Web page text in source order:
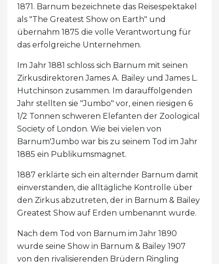
1871. Barnum bezeichnete das Reisespektakel
als "The Greatest Show on Earth" und
übernahm 1875 die volle Verantwortung für
das erfolgreiche Unternehmen.
Im Jahr 1881 schloss sich Barnum mit seinen
Zirkusdirektoren James A. Bailey und James L.
Hutchinson zusammen. Im darauffolgenden
Jahr stellten sie "Jumbo" vor, einen riesigen 6
1/2 Tonnen schweren Elefanten der Zoological
Society of London. Wie bei vielen von
Barnum'Jumbo war bis zu seinem Tod im Jahr
1885 ein Publikumsmagnet.
1887 erklärte sich ein alternder Barnum damit
einverstanden, die alltägliche Kontrolle über
den Zirkus abzutreten, der in Barnum & Bailey
Greatest Show auf Erden umbenannt wurde.
Nach dem Tod von Barnum im Jahr 1890
wurde seine Show in Barnum & Bailey 1907
von den rivalisierenden Brüdern Ringling